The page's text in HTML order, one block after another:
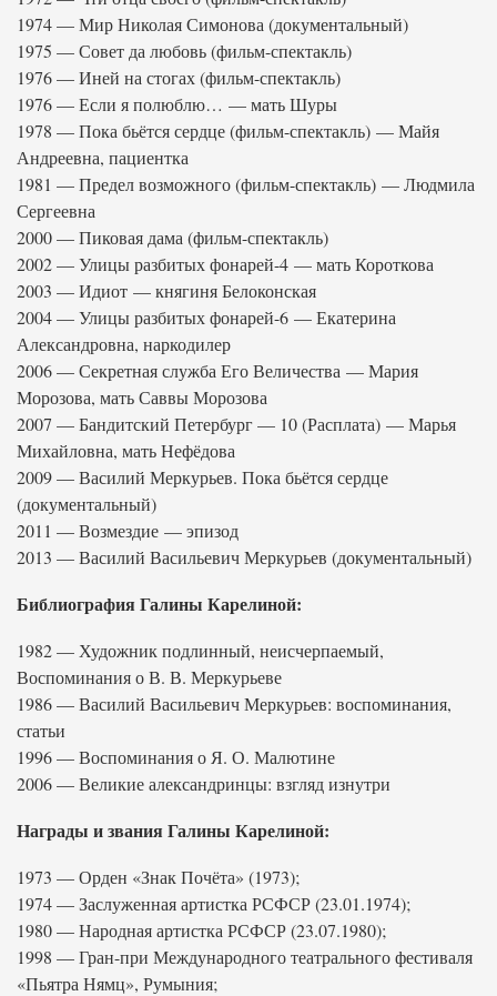
1974 — Мир Николая Симонова (документальный)
1975 — Совет да любовь (фильм-спектакль)
1976 — Иней на стогах (фильм-спектакль)
1976 — Если я полюблю… — мать Шуры
1978 — Пока бьётся сердце (фильм-спектакль) — Майя
Андреевна, пациентка
1981 — Предел возможного (фильм-спектакль) — Людмила
Сергеевна
2000 — Пиковая дама (фильм-спектакль)
2002 — Улицы разбитых фонарей-4 — мать Короткова
2003 — Идиот — княгиня Белоконская
2004 — Улицы разбитых фонарей-6 — Екатерина
Александровна, наркодилер
2006 — Секретная служба Его Величества — Мария
Морозова, мать Саввы Морозова
2007 — Бандитский Петербург — 10 (Расплата) — Марья
Михайловна, мать Нефёдова
2009 — Василий Меркурьев. Пока бьётся сердце
(документальный)
2011 — Возмездие — эпизод
2013 — Василий Васильевич Меркурьев (документальный)
Библиография Галины Карелиной:
1982 — Художник подлинный, неисчерпаемый,
Воспоминания о В. В. Меркурьеве
1986 — Василий Васильевич Меркурьев: воспоминания,
статьи
1996 — Воспоминания о Я. О. Малютине
2006 — Великие александринцы: взгляд изнутри
Награды и звания Галины Карелиной:
1973 — Орден «Знак Почёта» (1973);
1974 — Заслуженная артистка РСФСР (23.01.1974);
1980 — Народная артистка РСФСР (23.07.1980);
1998 — Гран-при Международного театрального фестиваля
«Пьятра Нямц», Румыния;